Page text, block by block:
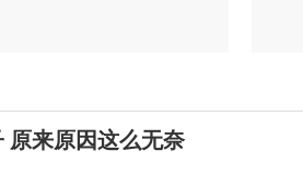
原来原因这么无奈